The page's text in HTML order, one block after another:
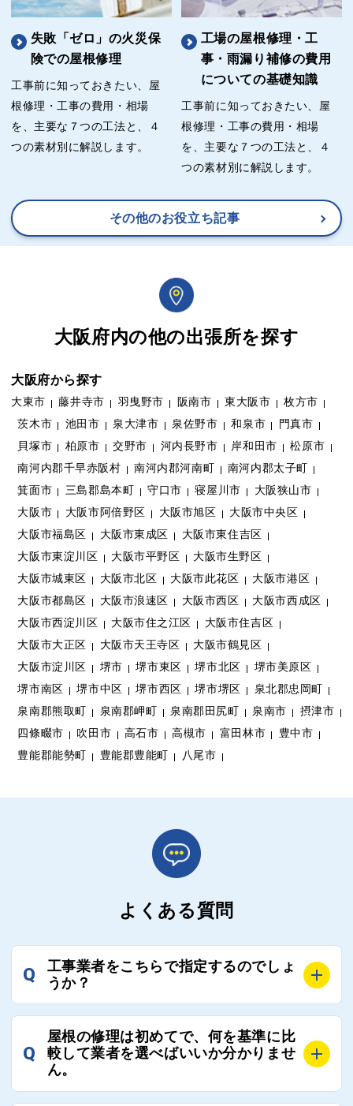
失敗「ゼロ」の火災保
険での屋根修理
工事前に知っておきたい、屋
根修理・工事の費用・相場
を、主要な７つの工法と、４
つの素材別に解説します。
工場の屋根修理・工
事・雨漏り補修の費用
についての基礎知識
工事前に知っておきたい、屋
根修理・工事の費用・相場
を、主要な７つの工法と、４
つの素材別に解説します。
その他のお役立ち記事
大阪府内の他の出張所を探す
大阪府から探す
大東市 藤井寺市 羽曳野市 阪南市 東大阪市
枚方市
茨木市
池田市 泉大津市 泉佐野市 和泉市
門真市
貝塚市
柏原市 交野市 河内長野市 岸和田市
松原市
南河内郡千早赤阪村
南河内郡河南町
南河内郡太子町
箕面市
三島郡島本町 守口市 寝屋川市
大阪狭山市
大阪市
大阪市阿倍野区 大阪市旭区
大阪市中央区
大阪市福島区
大阪市東成区
大阪市東住吉区
大阪市東淀川区
大阪市平野区
大阪市生野区
大阪市城東区
大阪市北区 大阪市此花区
大阪市港区
大阪市都島区
大阪市浪速区 大阪市西区
大阪市西成区
大阪市西淀川区
大阪市住之江区
大阪市住吉区
大阪市大正区
大阪市天王寺区
大阪市鶴見区
大阪市淀川区
堺市 堺市東区 堺市北区
堺市美原区
堺市南区
堺市中区 堺市西区 堺市堺区
泉北郡忠岡町
泉南郡熊取町
泉南郡岬町 泉南郡田尻町 泉南市
摂津市
四條畷市
吹田市 高石市 高槻市 富田林市
豊中市
豊能郡能勢町
豊能郡豊能町 八尾市
よくある質問
Q
工事業者をこちらで指定するのでしょ
うか？
お客様のご要望をお聞きし、条件に合った工事業者を
最大3社まで選定し、ご紹介いたします。
そのため、お客様に比較する業者を選定いただく必要
Q
屋根の修理は初めてで、何を基準に比
較して業者を選べばいいか分かりませ
ん。